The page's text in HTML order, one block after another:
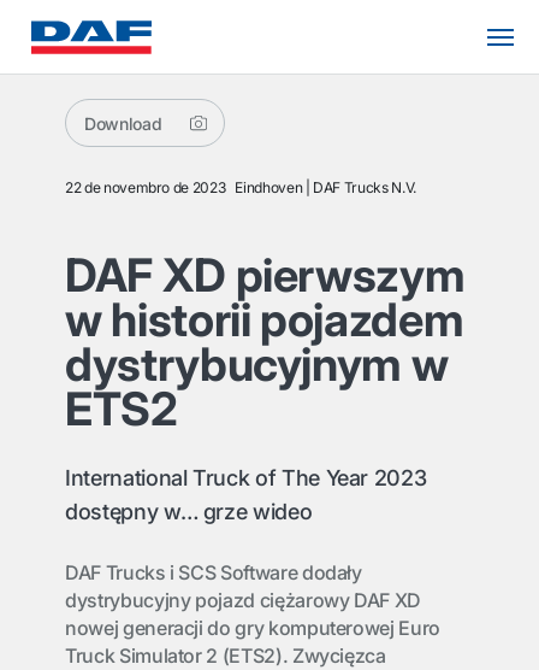
Download
22 de novembro de 2023 Eindhoven DAF Trucks N.V.
DAF XD pierwszym
w historii pojazdem
dystrybucyjnym w
ETS2
International Truck of The Year 2023
dostępny w… grze wideo
DAF Trucks i SCS Software dodały
dystrybucyjny pojazd ciężarowy DAF XD
nowej generacji do gry komputerowej Euro
Truck Simulator 2 (ETS2). Zwycięzca